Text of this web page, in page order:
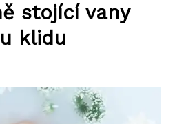
stojící vany
klidu